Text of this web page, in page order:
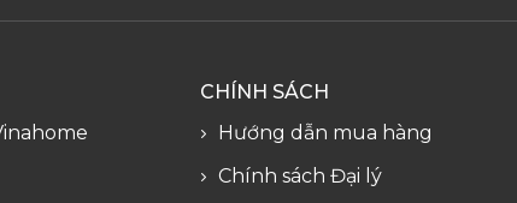
CHÍNH SÁCH
Hướng dẫn mua hàng
Chính sách Đại lý